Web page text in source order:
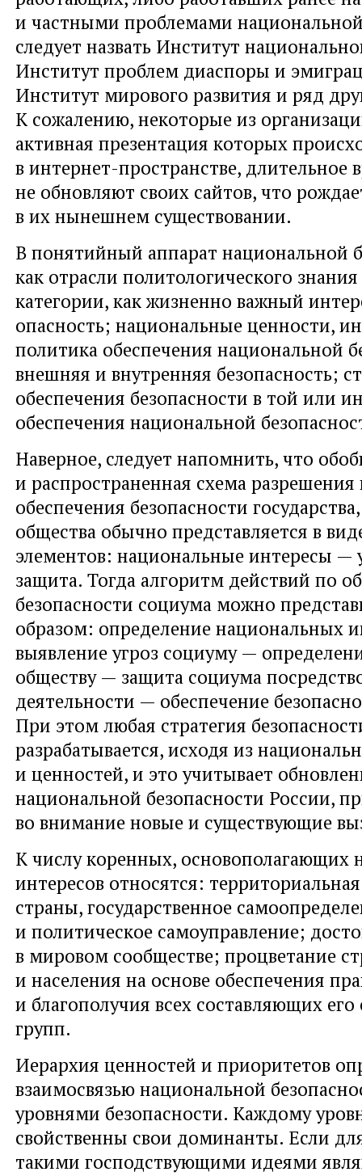
и частными проблемами
следует назвать Институт
Институт проблем диаспоры и
Институт мирового развития и ряд
К сожалению, некоторые из
активная презентация которых
в интернет-пространстве, длительное
не обновляют своих сайтов, что
в их нынешнем существовании.
В понятийный аппарат национальной
как отрасли политологического
категории, как жизненно важный
опасность; национальные ценности,
политика обеспечения национальной
внешняя и внутренняя безопасность;
обеспечения безопасности в той или
обеспечения национальной
Наверное, следует напомнить, что
и распространенная схема
обеспечения безопасности
общества обычно представляется в
элементов: национальные интересы —
защита. Тогда алгоритм действий по
безопасности социума можно
образом: определение национальных
выявление угроз социуму —
обществу — защита социума
деятельности — обеспечение
При этом любая стратегия
разрабатывается, исходя из
и ценностей, и это учитывает
национальной безопасности России,
во внимание новые и существующие
К числу коренных, основополагающих
интересов относятся:
страны, государственное
и политическое самоуправление;
в мировом сообществе; процветание
и населения на основе обеспечения
и благополучия всех составляющих
групп.
Иерархия ценностей и приоритетов
взаимосвязью национальной
уровнями безопасности. Каждому
свойственны свои доминанты. Если
такими господствующими идеями